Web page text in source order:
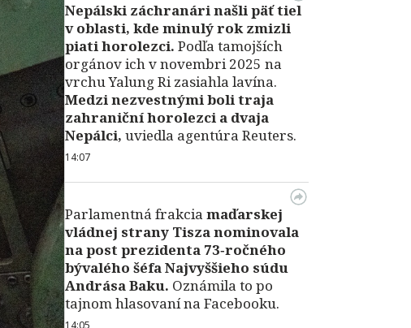
Nepálski záchranári našli päť tiel
v oblasti, kde minulý rok zmizli
piati horolezci. Podľa tamojších
orgánov ich v novembri 2025 na
vrchu Yalung Ri zasiahla lavína.
Medzi nezvestnými boli traja
zahraniční horolezci a dvaja
Nepálci, uviedla agentúra Reuters.
14:07
Parlamentná frakcia maďarskej
vládnej strany Tisza nominovala
na post prezidenta 73‑ročného
bývalého šéfa Najvyššieho súdu
Andrása Baku. Oznámila to po
tajnom hlasovaní na Facebooku.
14:05